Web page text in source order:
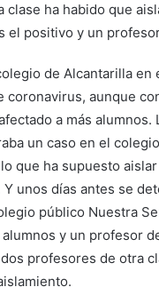
clase ha habido que
el positivo y un
de Alcantarilla en
coronavirus, aunque
a más alumnos.
un caso en el
que ha supuesto
unos días antes se
público Nuestra
y un profesor
profesores de otra